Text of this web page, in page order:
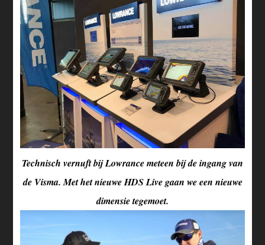
Technisch vernuft bij Lowrance meteen bij de ingang van
de Visma. Met het nieuwe HDS Live gaan we een nieuwe
dimensie tegemoet.